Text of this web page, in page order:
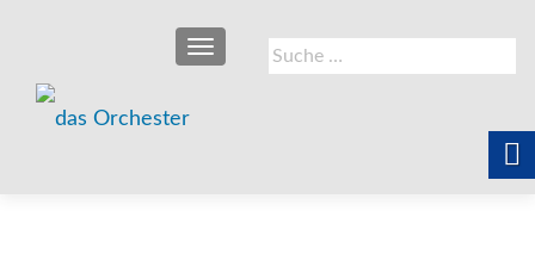
Suche
nach:
SCHALTE NAVIGATION